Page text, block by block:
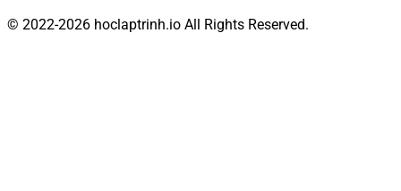
© 2022-2026 hoclaptrinh.io All Rights Reserved.